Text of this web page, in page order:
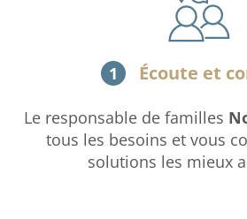
1 Écoute et
Le responsable de familles
tous les besoins et vous
solutions les mieux